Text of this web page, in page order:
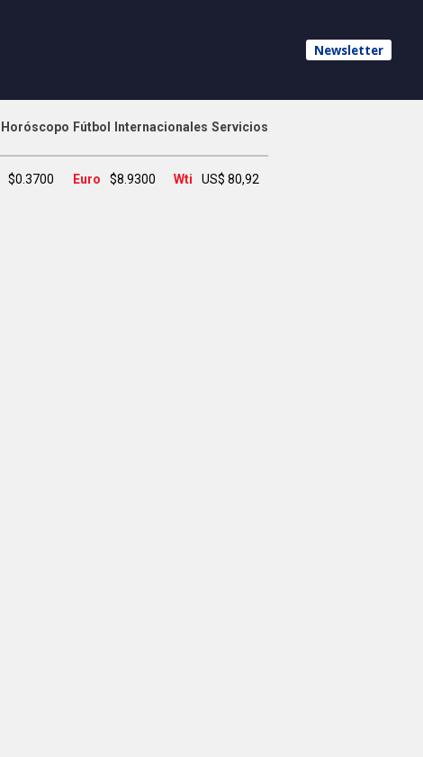
Newsletter
Horóscopo Fútbol Internacionales Servicios
$0.3700 Euro $8.9300 Wti US$ 80,92